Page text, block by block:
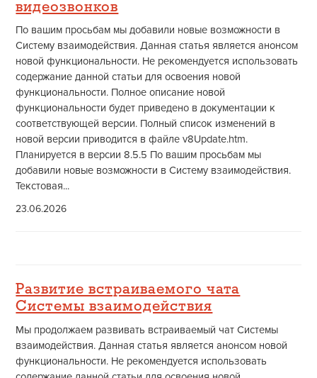
видеозвонков
По вашим просьбам мы добавили новые возможности в
Систему взаимодействия. Данная статья является анонсом
новой функциональности. Не рекомендуется использовать
содержание данной статьи для освоения новой
функциональности. Полное описание новой
функциональности будет приведено в документации к
соответствующей версии. Полный список изменений в
новой версии приводится в файле v8Update.htm.
Планируется в версии 8.5.5 По вашим просьбам мы
добавили новые возможности в Систему взаимодействия.
Текстовая...
23.06.2026
Развитие встраиваемого чата
Системы взаимодействия
Мы продолжаем развивать встраиваемый чат Системы
взаимодействия. Данная статья является анонсом новой
функциональности. Не рекомендуется использовать